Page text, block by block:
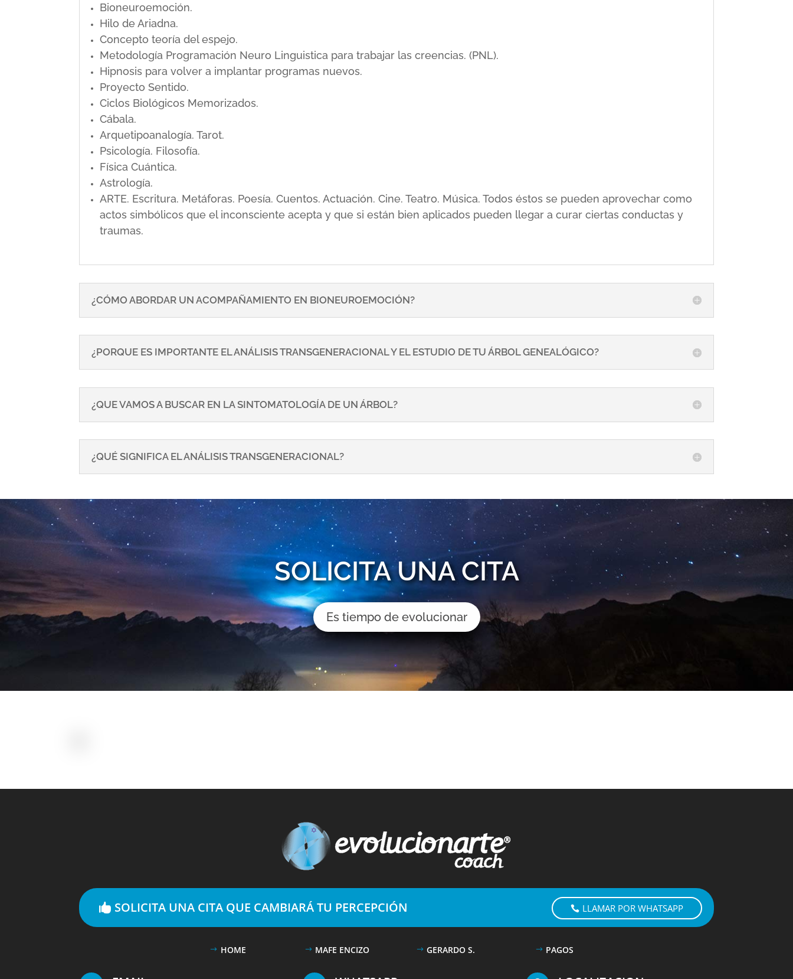
Bioneuroemoción.
Hilo de Ariadna.
Concepto teoría del espejo.
Metodología Programación Neuro Linguistica para trabajar las creencias. (PNL).
Hipnosis para volver a implantar programas nuevos.
Proyecto Sentido.
Ciclos Biológicos Memorizados.
Cábala.
Arquetipoanalogía. Tarot.
Psicología. Filosofía.
Física Cuántica.
Astrología.
ARTE. Escritura. Metáforas. Poesía. Cuentos. Actuación. Cine. Teatro. Música. Todos éstos se pueden aprovechar como
actos simbólicos que el inconsciente acepta y que si están bien aplicados pueden llegar a curar ciertas conductas y
traumas.
¿CÓMO ABORDAR UN ACOMPAÑAMIENTO EN BIONEUROEMOCIÓN?
¿PORQUE ES IMPORTANTE EL ANÁLISIS TRANSGENERACIONAL Y EL ESTUDIO DE TU ÁRBOL GENEALÓGICO?
¿QUE VAMOS A BUSCAR EN LA SINTOMATOLOGÍA DE UN ÁRBOL?
¿QUÉ SIGNIFICA EL ANÁLISIS TRANSGENERACIONAL?
SOLICITA UNA CITA
Es tiempo de evolucionar
SOLICITA UNA CITA QUE CAMBIARÁ TU PERCEPCIÓN LLAMAR POR WHATSAPP
HOME MAFE ENCIZO GERARDO S. PAGOS